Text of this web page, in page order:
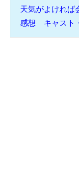
天気がよけれ
感想 キャスト